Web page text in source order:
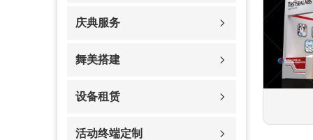
ꁇ
庆典服务
ꁇ
舞美搭建
ꁇ
设备租赁
ꁇ
活动终端定制